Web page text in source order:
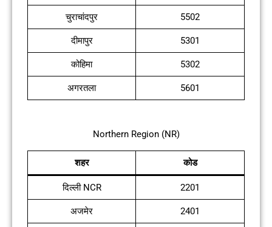
चुराचांदपुर 5502
दीमापुर 5301
कोहिमा 5302
अगरतला 5601
Northern Region (NR)
शहर कोड
दिल्ली NCR 2201
अजमेर 2401